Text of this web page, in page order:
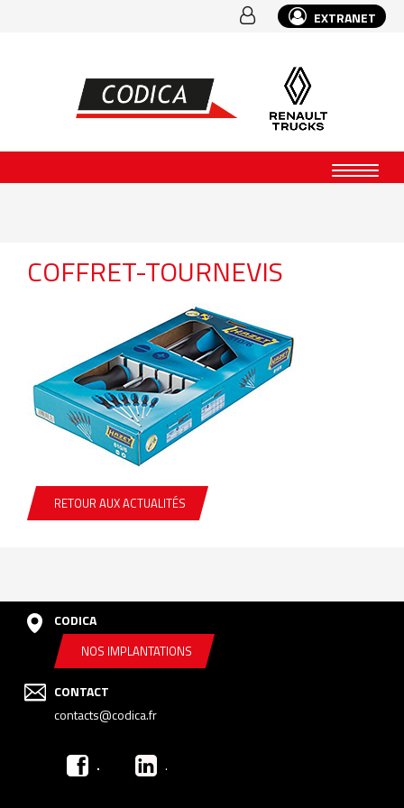
EXTRANET
COFFRET-TOURNEVIS
RETOUR AUX ACTUALITÉS
CODICA
NOS IMPLANTATIONS
CONTACT
contacts@codica.fr
. .